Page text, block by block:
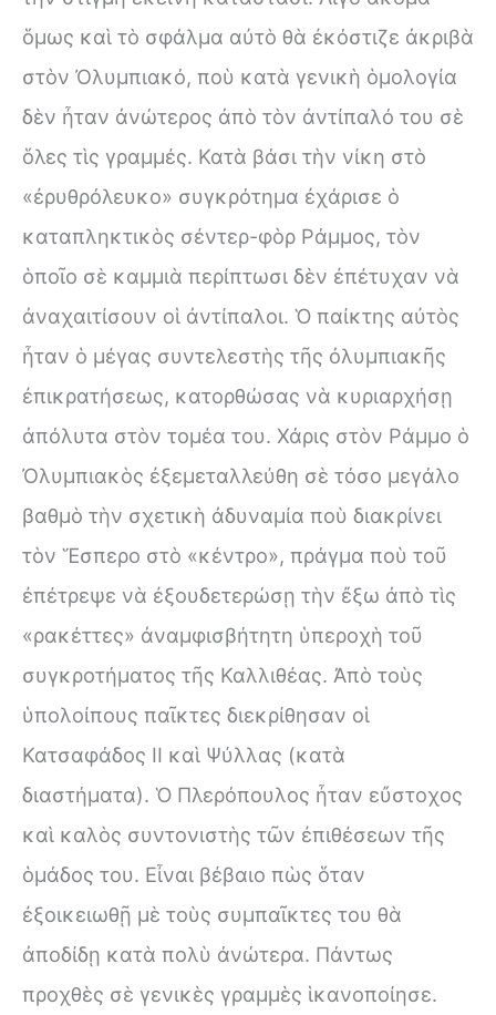
ὅμως καὶ τὸ σφάλμα αὐτὸ θὰ ἐκόστιζε ἀκριβὰ
στὸν Ὀλυμπιακό, ποὺ κατὰ γενικὴ ὁμολογία
δὲν ἦταν ἀνώτερος ἀπὸ τὸν ἀντίπαλό του σὲ
ὅλες τὶς γραμμές. Κατὰ βάσι τὴν νίκη στὸ
«ἐρυθρόλευκο» συγκρότημα ἐχάρισε ὁ
καταπληκτικὸς σέντερ-φὸρ Ράμμος, τὸν
ὁποῖο σὲ καμμιὰ περίπτωσι δὲν ἐπέτυχαν νὰ
ἀναχαιτίσουν οἱ ἀντίπαλοι. Ὁ παίκτης αὐτὸς
ἦταν ὁ μέγας συντελεστὴς τῆς ὀλυμπιακῆς
ἐπικρατήσεως, κατορθώσας νὰ κυριαρχήσῃ
ἀπόλυτα στὸν τομέα του. Χάρις στὸν Ράμμο ὁ
Ὀλυμπιακὸς ἐξεμεταλλεύθη σὲ τόσο μεγάλο
βαθμὸ τὴν σχετικὴ ἀδυναμία ποὺ διακρίνει
τὸν Ἕσπερο στὸ «κέντρο», πράγμα ποὺ τοῦ
ἐπέτρεψε νὰ ἐξουδετερώσῃ τὴν ἔξω ἀπὸ τὶς
«ρακέττες» ἀναμφισβήτητη ὑπεροχὴ τοῦ
συγκροτήματος τῆς Καλλιθέας. Ἀπὸ τοὺς
ὑπολοίπους παῖκτες διεκρίθησαν οἱ
Κατσαφάδος II καὶ Ψύλλας (κατὰ
διαστήματα). Ὁ Πλερόπουλος ἦταν εὔστοχος
καὶ καλὸς συντονιστὴς τῶν ἐπιθέσεων τῆς
ὁμάδος του. Εἶναι βέβαιο πὼς ὅταν
ἐξοικειωθῇ μὲ τοὺς συμπαῖκτες του θὰ
ἀποδίδῃ κατὰ πολὺ άνώτερα. Πάντως
προχθὲς σὲ γενικὲς γραμμὲς ἱκανοποίησε.